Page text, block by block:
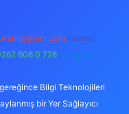
Teams:
606 0 726 Telegram:
Bilgi Teknolojileri
bir Yer Sağlayıcı